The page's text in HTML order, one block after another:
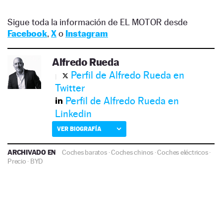
Sigue toda la información de EL MOTOR desde
Facebook, Xo Instagram
Alfredo Rueda
Perfil de Alfredo Rueda en
Twitter
Perfil de Alfredo Rueda en
Linkedin
VER BIOGRAFÍA
ARCHIVADO EN Coches baratos·Coches chinos ·Coches eléctricos·
Precio · BYD